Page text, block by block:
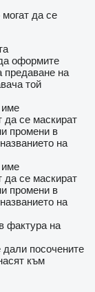
да се
оформите
предаване на
той
да се маскират
промени в
на
да се маскират
промени в
на
фактура на
посочените
към